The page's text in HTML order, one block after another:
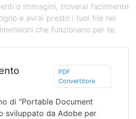
o immagini, troverai facilmente
e avrai presto i tuoi file nei
che funzionano per te.
PDF
Convertitore
di "Portable Document
sviluppato da Adobe per